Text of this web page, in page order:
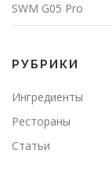
SWM G05 Pro
РУБРИКИ
Ингредиенты
Рестораны
Статьи